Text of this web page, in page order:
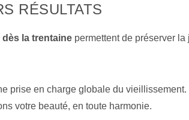
RÉSULTATS
la trentaine permettent de préserver
prise en charge globale du
votre beauté, en toute harmonie.